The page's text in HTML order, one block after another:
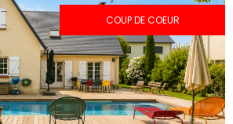
COUP DE COEUR
voir le
bien